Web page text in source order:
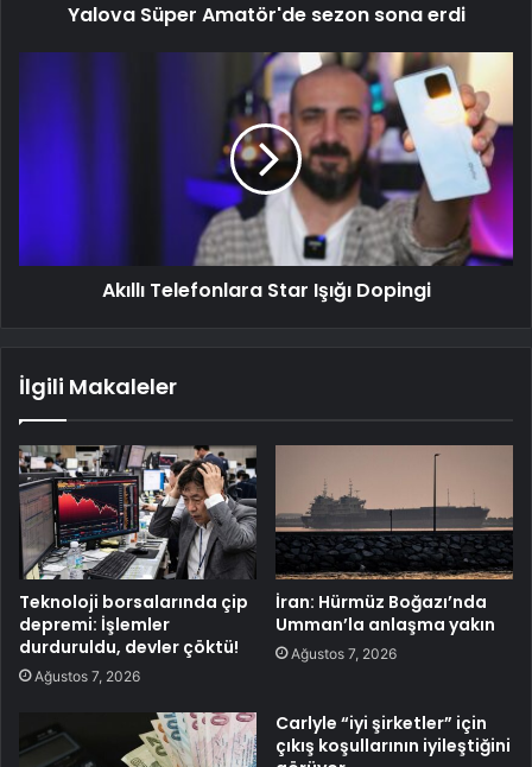
Yalova Süper Amatör'de sezon sona erdi
Akıllı Telefonlara Star Işığı Dopingi
İlgili Makaleler
Teknoloji borsalarında çip
depremi: İşlemler
durduruldu, devler çöktü!
Ağustos 7, 2026
İran: Hürmüz Boğazı’nda
Umman’la anlaşma yakın
Ağustos 7, 2026
Carlyle “iyi şirketler” için
çıkış koşullarının iyileştiğini